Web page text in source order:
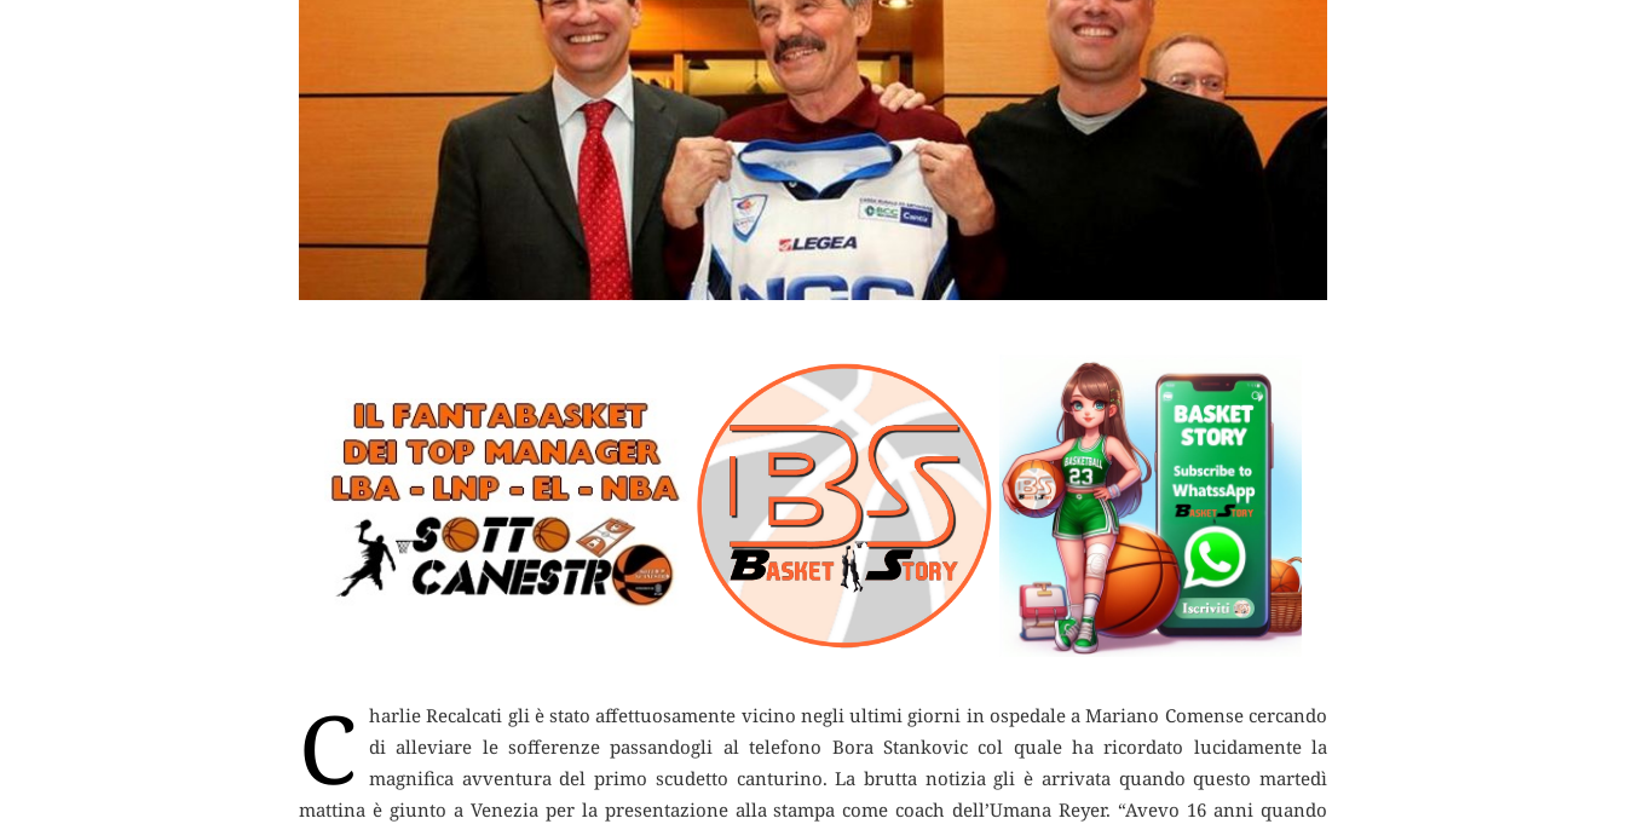
C harlie Recalcati gli è stato affettuosamente vicino negli ultimi giorni in ospedale a Mariano Comense cercando
di alleviare le sofferenze passandogli al telefono Bora Stankoviccol quale ha ricordato lucidamente la
magnifica avventura del primo scudetto canturino. La brutta notizia gli è arrivata quando questo martedì
mattina è giunto a Venezia per la presentazione alla stampa come coach dell’Umana Reyer. “Avevo 16 anni quando